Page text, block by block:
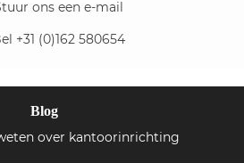
ons een e-mail
+31 (0)162 580654
Blog
over kantoorinrichting